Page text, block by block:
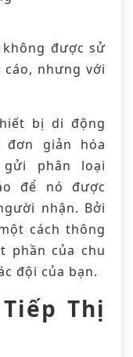
được sử
nhưng với
bị di động
giản hóa
gửi phân loại
để nó được
nhận. Bởi
cách thông
phần của chu
đội của bạn.
Thị